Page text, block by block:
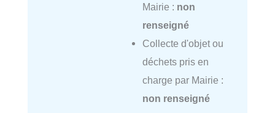
Mairie : non
renseigné
Collecte d'objet ou
déchets pris en
charge par Mairie :
non renseigné